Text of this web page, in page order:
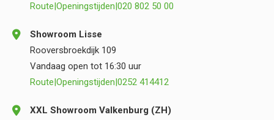
Route|Openingstijden|020 802 50 00
Showroom Lisse
Rooversbroekdijk 109
Vandaag open tot 16:30 uur
Route|Openingstijden|0252 414412
XXL Showroom Valkenburg (ZH)